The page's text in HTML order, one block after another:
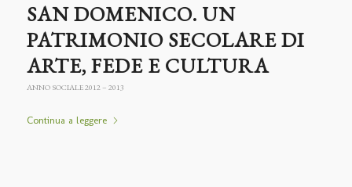
SAN DOMENICO. UN
PATRIMONIO SECOLARE DI
ARTE, FEDE E CULTURA
ANNO SOCIALE 2012 – 2013
Continua a leggere